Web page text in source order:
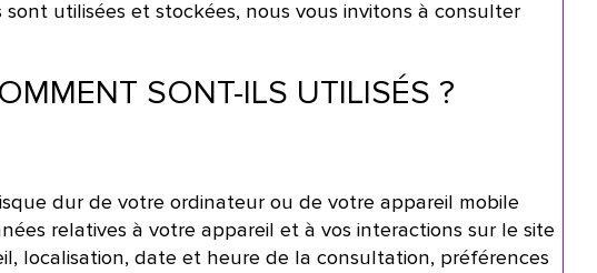
utilisées et stockées, nous vous invitons à consulter
SONT-ILS UTILISÉS ?
dur de votre ordinateur ou de votre appareil mobile
relatives à votre appareil et à vos interactions sur le site
localisation, date et heure de la consultation, préférences